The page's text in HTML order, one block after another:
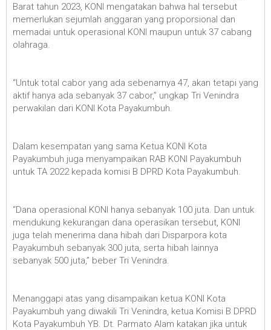
Barat tahun 2023, KONI mengatakan bahwa hal tersebut
memerlukan sejumlah anggaran yang proporsional dan
memadai untuk operasional KONI maupun untuk 37 cabang
olahraga.
“Untuk total cabor yang ada sebenarnya 47, akan tetapi yang
aktif hanya ada sebanyak 37 cabor,” ungkap Tri Venindra
perwakilan dari KONI Kota Payakumbuh.
Dalam kesempatan yang sama Ketua KONI Kota
Payakumbuh juga menyampaikan RAB KONI Payakumbuh
untuk TA 2022 kepada komisi B DPRD Kota Payakumbuh.
“Dana operasional KONI hanya sebanyak 100 juta. Dan untuk
mendukung kekurangan dana operasikan tersebut, KONI
juga telah menerima dana hibah dari Disparpora kota
Payakumbuh sebanyak 300 juta, serta hibah lainnya
sebanyak 500 juta,” beber Tri Venindra.
Menanggapi atas yang disampaikan ketua KONI Kota
Payakumbuh yang diwakili Tri Venindra, ketua Komisi B DPRD
Kota Payakumbuh YB. Dt. Parmato Alam katakan jika untuk